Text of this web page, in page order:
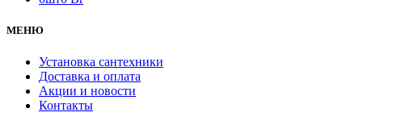
МЕНЮ
Установка сантехники
Доставка и оплата
Акции и новости
Контакты